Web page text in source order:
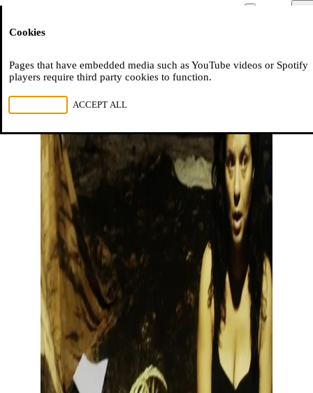
Cookies
Pages that have embedded media such as YouTube videos or Spotify
players require third party cookies to function.
ACCEPT ALL